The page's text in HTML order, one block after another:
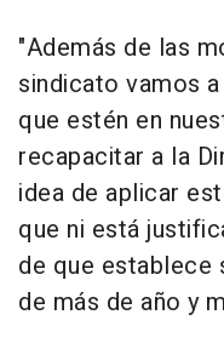
"Además de las
sindicato vamos
que estén en
recapacitar a la
idea de aplicar
que ni está
de que establece
de más de año y